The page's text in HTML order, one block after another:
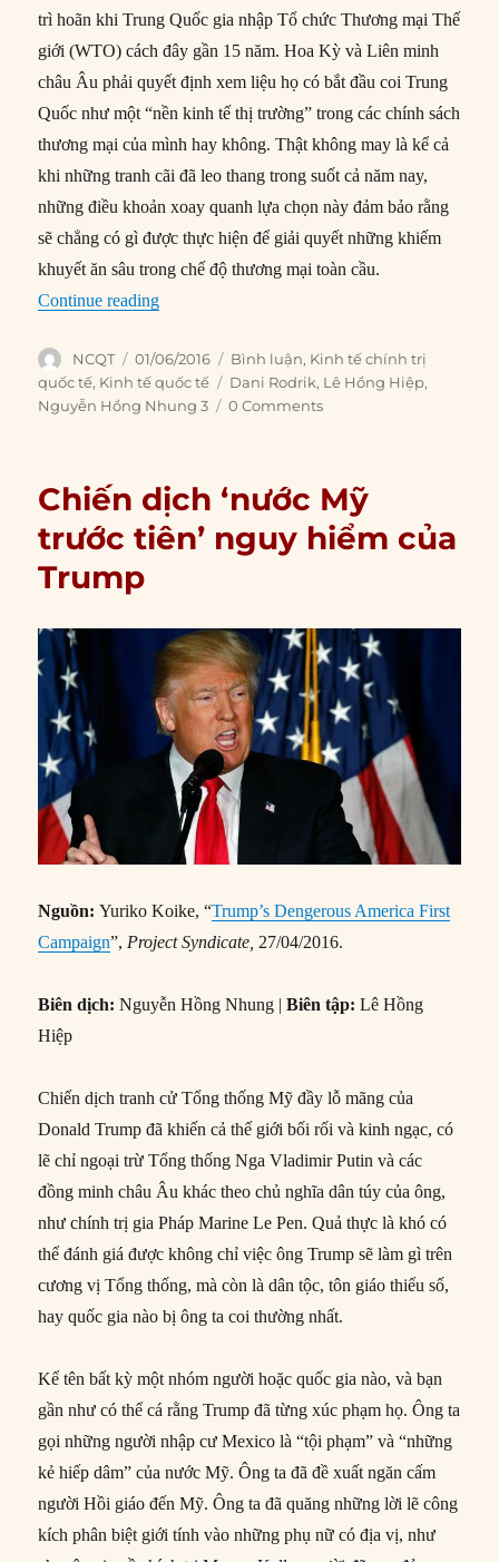
trì hoãn khi Trung Quốc gia nhập Tổ chức Thương mại Thế
giới (WTO) cách đây gần 15 năm. Hoa Kỳ và Liên minh
châu Âu phải quyết định xem liệu họ có bắt đầu coi Trung
Quốc như một “nền kinh tế thị trường” trong các chính sách
thương mại của mình hay không. Thật không may là kể cả
khi những tranh cãi đã leo thang trong suốt cả năm nay,
những điều khoản xoay quanh lựa chọn này đảm bảo rằng
sẽ chẳng có gì được thực hiện để giải quyết những khiếm
khuyết ăn sâu trong chế độ thương mại toàn cầu.
Continue reading“Kinh tế chính trị của việc chống bán phá giá”
Author
NCQT
Posted
on
01/06/2016 Categories
Bình luận, Kinh tế chính trị
quốc tế, Kinh tế quốc tế Tags
Dani Rodrik, Lê Hồng Hiệp,
Nguyễn Hồng Nhung 3
0 Comments
Chiến dịch ‘nước Mỹ
trước tiên’ nguy hiểm của
Trump
Nguồn:Yuriko Koike, “Trump’s Dengerous America First
Campaign”, Project Syndicate, 27/04/2016.
Biên dịch:Nguyễn Hồng Nhung |Biên tập:Lê Hồng
Hiệp
Chiến dịch tranh cử Tổng thống Mỹ đầy lỗ mãng của
Donald Trump đã khiến cả thế giới bối rối và kinh ngạc, có
lẽ chỉ ngoại trừ Tổng thống Nga Vladimir Putin và các
đồng minh châu Âu khác theo chủ nghĩa dân túy của ông,
như chính trị gia Pháp Marine Le Pen. Quả thực là khó có
thể đánh giá được không chỉ việc ông Trump sẽ làm gì trên
cương vị Tổng thống, mà còn là dân tộc, tôn giáo thiểu số,
hay quốc gia nào bị ông ta coi thường nhất.
Kể tên bất kỳ một nhóm người hoặc quốc gia nào, và bạn
gần như có thể cá rằng Trump đã từng xúc phạm họ. Ông ta
gọi những người nhập cư Mexico là “tội phạm” và “những
kẻ hiếp dâm” của nước Mỹ. Ông ta đã đề xuất ngăn cấm
người Hồi giáo đến Mỹ. Ông ta đã quăng những lời lẽ công
kích phân biệt giới tính vào những phụ nữ có địa vị, như